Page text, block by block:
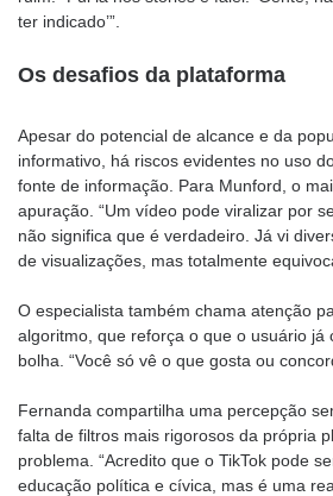
ter indicado’”.
Os desafios da plataforma
Apesar do potencial de alcance e da
informativo, há riscos evidentes no uso
fonte de informação. Para Munford, o
apuração. “Um vídeo pode viralizar por
não significa que é verdadeiro. Já vi
de visualizações, mas totalmente
O especialista também chama atenção
algoritmo, que reforça o que o usuário já
bolha. “Você só vê o que gosta ou
Fernanda compartilha uma percepção
falta de filtros mais rigorosos da própria
problema. “Acredito que o TikTok pode
educação política e cívica, mas é uma